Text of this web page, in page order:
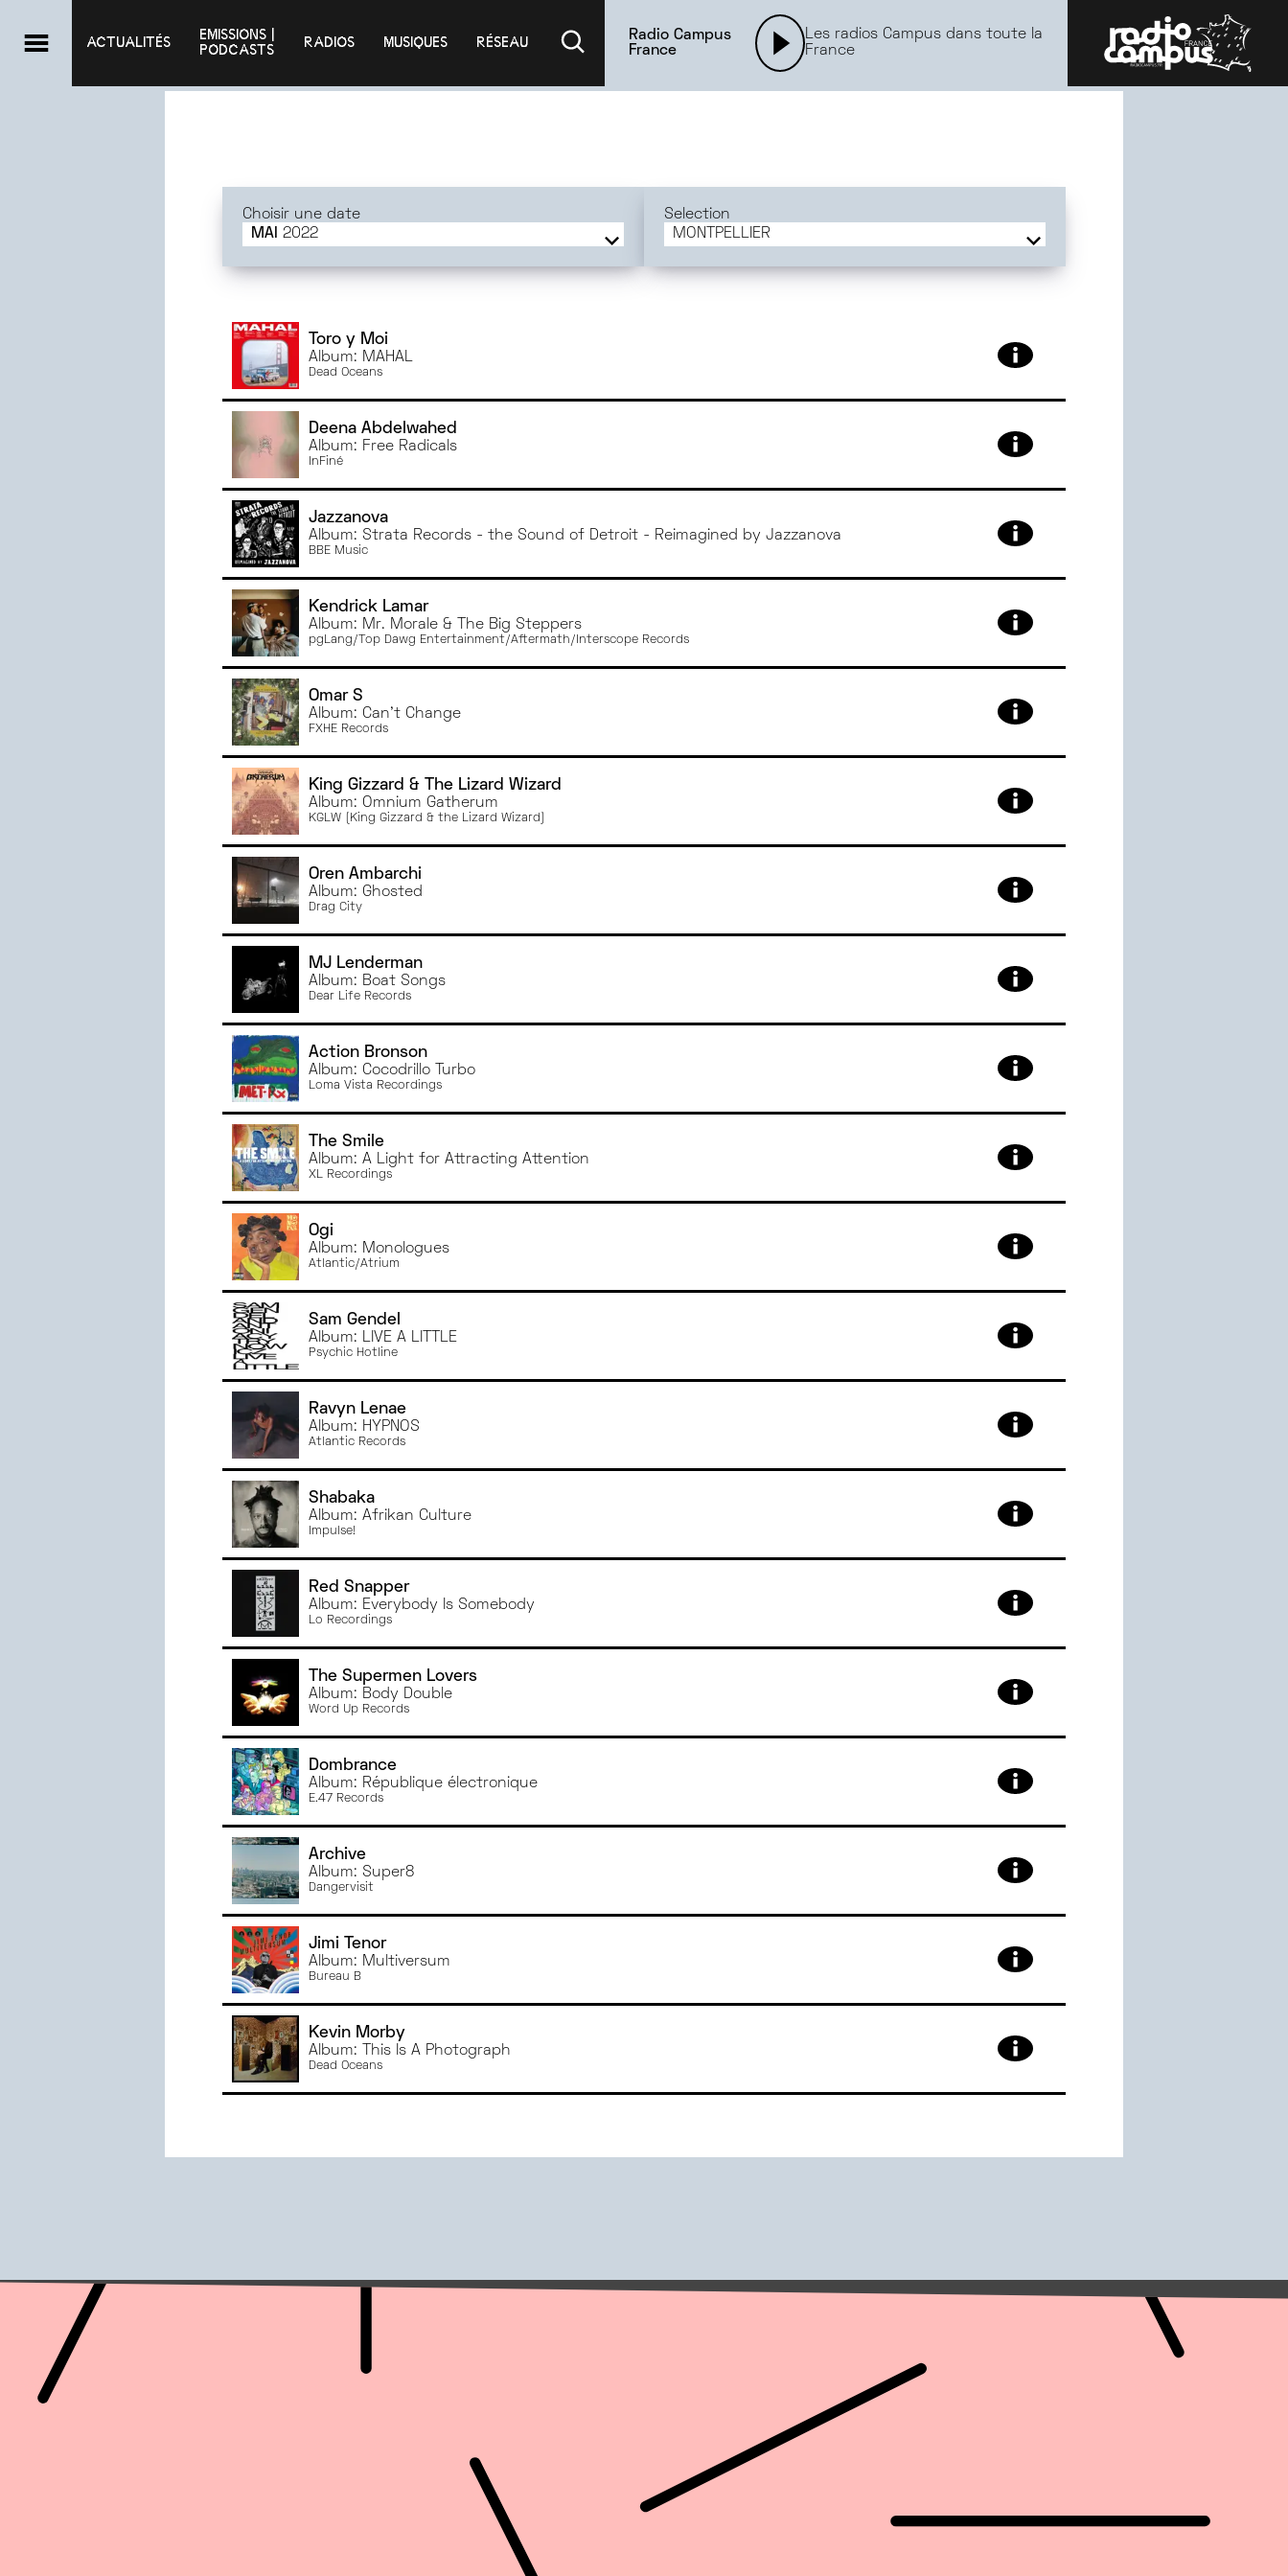
ACTUALITÉS
EMISSIONS |
PODCASTS
RADIOS MUSIQUES RÉSEAU
Radio Campus
France
Les radios Campus dans toute la
France
Choisir une date
MAI
2022
MARS2025
FÉVRIER 2025
JANVIER
DÉCEMBRE
NOVEMBRE2024
OCTOBRE2024
JUIN2024
MAI2024
AVRIL2024
MARS2024
FÉVRIER
2024
JANVIER2024
DÉCEMBRE
NOVEMBRE
OCTOBRE 2023
SEPTEMBRE2023
JUIN2023
MAI2023
AVRIL2023
MARS2023
FÉVRIER
JANVIER2023
JUIN2022
MAI2022
2022
MARS
2022
Selection
MONTPELLIER
RENNES
Toro y Moi
Album: MAHAL
Dead Oceans
Deena Abdelwahed
Album: Free Radicals
InFiné
Jazzanova
Album: Strata Records - the Sound of Detroit - Reimagined by Jazzanova
BBE Music
Kendrick Lamar
Album: Mr. Morale & The Big Steppers
pgLang/Top Dawg Entertainment/Aftermath/Interscope Records
Omar S
Album: Can't Change
FXHE Records
King Gizzard & The Lizard Wizard
Album: Omnium Gatherum
KGLW (King Gizzard & the Lizard Wizard)
Oren Ambarchi
Album: Ghosted
Drag City
MJ Lenderman
Album: Boat Songs
Dear Life Records
Action Bronson
Album: Cocodrillo Turbo
Loma Vista Recordings
The Smile
Album: A Light for Attracting Attention
XL Recordings
Ogi
Album: Monologues
Atlantic/Atrium
Sam Gendel
Album: LIVE A LITTLE
Psychic Hotline
Ravyn Lenae
Album: HYPNOS
Atlantic Records
Shabaka
Album: Afrikan Culture
Impulse!
Red Snapper
Album: Everybody Is Somebody
Lo Recordings
The Supermen Lovers
Album: Body Double
Word Up Records
Dombrance
Album: République électronique
E.47 Records
Archive
Album: Super8
Dangervisit
Jimi Tenor
Album: Multiversum
Bureau B
Kevin Morby
Album: This Is A Photograph
Dead Oceans